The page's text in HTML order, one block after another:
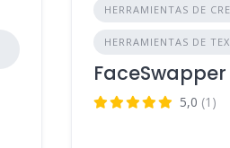
HERRAMIENTAS DE
HERRAMIENTAS DE
FaceSwapper
5,0 (1)